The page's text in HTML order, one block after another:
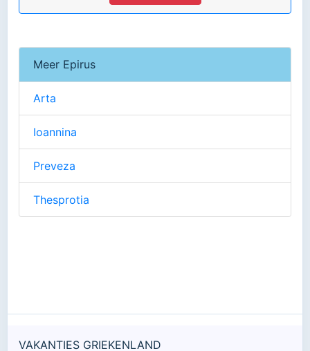
Meer Epirus
Arta
Ioannina
Preveza
Thesprotia
VAKANTIES GRIEKENLAND